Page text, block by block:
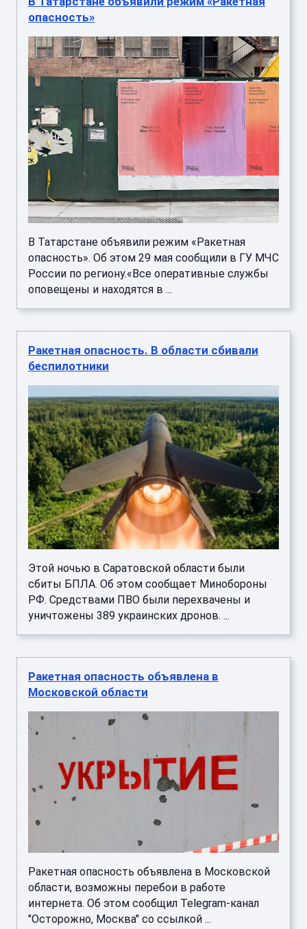
опасность»
В Татарстане объявили режим «Ракетная
опасность». Об этом 29 мая сообщили в ГУ МЧС
России по региону.«Все оперативные службы
оповещены и находятся в ...
Ракетная опасность. В области сбивали
беспилотники
Этой ночью в Саратовской области были
сбиты БПЛА. Об этом сообщает Минобороны
РФ. Средствами ПВО были перехвачены и
уничтожены 389 украинских дронов. ...
Ракетная опасность объявлена в
Московской области
Ракетная опасность объявлена в Московской
области, возможны перебои в работе
интернета. Об этом сообщил Telegram-канал
"Осторожно, Москва" со ссылкой ...